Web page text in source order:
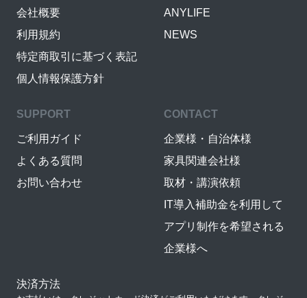
会社概要
利用規約
特定商取引に基づく表記
個人情報保護方針
ANYLIFE
NEWS
SUPPORT
ご利用ガイド
よくある質問
お問い合わせ
CONTACT
企業様・自治体様
家具関連会社様
取材・講演依頼
IT導入補助金を利用して
アプリ制作を希望される
企業様へ
決済方法